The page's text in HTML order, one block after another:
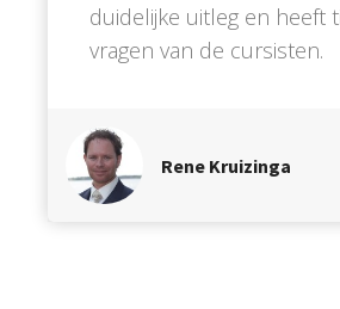
duidelijke uitleg en heeft
vragen van de cursisten.
Rene Kruizinga